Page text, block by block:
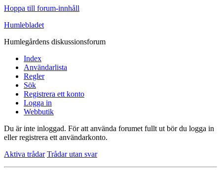
Hoppa till forum-innhåll
Humlebladet
Humlegårdens diskussionsforum
Index
Användarlista
Regler
Sök
Registrera ett konto
Logga in
Webbutik
Du är inte inloggad. För att använda forumet fullt ut bör du logga in
eller registrera ett användarkonto.
Aktiva trådar Trådar utan svar